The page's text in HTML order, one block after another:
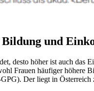
und
desto höher ist auch
Frauen häufiger höhere
Der liegt in